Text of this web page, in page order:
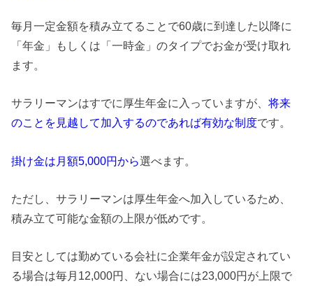
毎月一定金額を積み立てることで60歳に到達した以降に
「年金」もしくは「一時金」のタイプでお金が受け取れ
ます。
サラリーマンはすでに厚生年金に入っていますが、将来
のことを見越して加入するのであれば有効な制度です。
掛け金は月額5,000円から選べます。
ただし、サラリーマンは厚生年金へ加入しているため、
積み立て可能な金額の上限が低めです。
目安としては勤めている会社に企業年金が設定されてい
る場合は毎月12,000円、ない場合には23,000円が上限で